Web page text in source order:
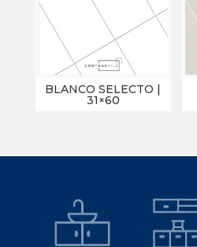
BLANCO SELECTO |
31×60